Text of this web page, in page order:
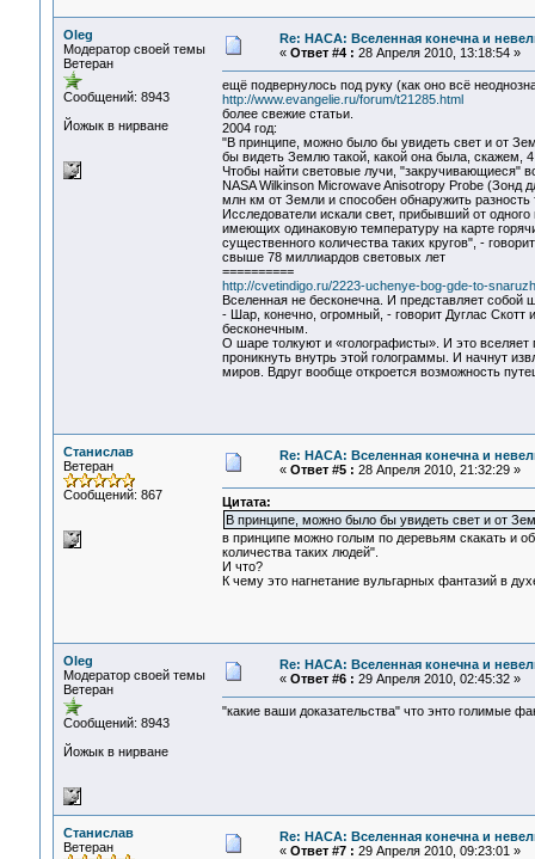
Oleg
Модератор своей темы
Ветеран
Сообщений: 8943
Йожык в нирване
Re: НАСА: Вселенная конечна и
« Ответ #4 : 28 Апреля 2010, 13:18:54 »
ещё подвернулось под руку (как оно всё
http://www.evangelie.ru/forum/t21285.html
более свежие статьи.
2004 год:
"В принципе, можно было бы увидеть свет и от
бы видеть Землю такой, какой она была, скажем,
Чтобы найти световые лучи, "закручивающиеся"
NASA Wilkinson Microwave Anisotropy Probe (Зонд
млн км от Земли и способен обнаружить
Исследователи искали свет, прибывший от
имеющих одинаковую температуру на карте
существенного количества таких кругов", -
свыше 78 миллиардов световых лет
==========
http://cvetindigo.ru/2223-uchenye-bog-gde-to-
Вселенная не бесконечна. И представляет
- Шар, конечно, огромный, - говорит Дуглас Скотт
бесконечным.
О шаре толкуют и «голографисты». И это
проникнуть внутрь этой голограммы. И начнут
миров. Вдруг вообще откроется возможность
Станислав
Ветеран
Сообщений: 867
Re: НАСА: Вселенная конечна и
« Ответ #5 : 28 Апреля 2010, 21:32:29 »
Цитата:
В принципе, можно было бы увидеть свет и от
в принципе можно голым по деревьям скакать и
количества таких людей".
И что?
К чему это нагнетание вульгарных фантазий в
Oleg
Модератор своей темы
Ветеран
Сообщений: 8943
Йожык в нирване
Re: НАСА: Вселенная конечна и
« Ответ #6 : 29 Апреля 2010, 02:45:32 »
"какие ваши доказательства" что энто голимые
Станислав
Ветеран
Re: НАСА: Вселенная конечна и
« Ответ #7 : 29 Апреля 2010, 09:23:01 »